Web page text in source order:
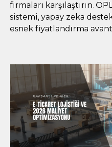
firmaları karşılaştırın.
sistemi, yapay zeka
esnek fiyatlandırma